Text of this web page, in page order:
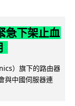
急下架止血
）旗下的路由器
與中國伺服器連